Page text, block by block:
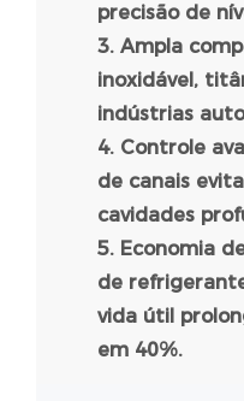
precisão de
3. Ampla
inoxidável,
indústrias
4. Controle
de canais
cavidades
5. Economia
de
vida útil
em 40%.